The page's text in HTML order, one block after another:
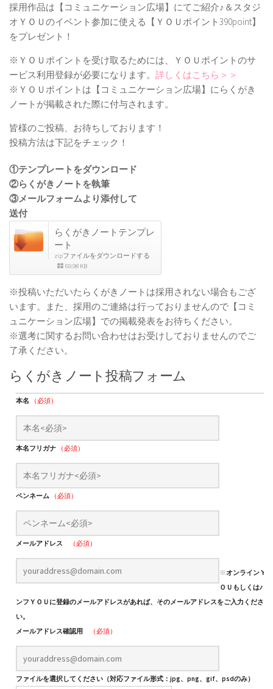
採用作品は【コミュニケーション広場】にてご紹介♪＆スタジ
オＹＯＵのイベント参加に使える【ＹＯＵポイント390point】
をプレゼント！
※ＹＯＵポイントを受け取るためには、ＹＯＵポイントのサ
ービス利用登録が必要になります。 詳しくはこちら＞＞
※ＹＯＵポイントは【コミュニケーション広場】にらくがき
ノートが掲載された際に付与されます。
皆様のご投稿、お待ちしております！
投稿方法は下記をチェック！
①テンプレートをダウンロード
②らくがきノートを執筆
③メールフォームより添付して
送付
らくがきノートテンプレ
ート
zipファイルをダウンロードする
69.98 KB
※投稿いただいたらくがきノートは採用されない場合もござ
います。また、採用のご連絡は行っておりませんので【コミ
ュニケーション広場】での掲載発表をお待ちください。
※選考に関するお問い合わせはお受けしておりませんのでご
了承ください。
らくがきノート投稿フォーム
本名 （必須）
本名フリガナ （必須）
ペンネーム （必須）
メールアドレス （必須）
※オンラインＹ
ＯＵもしくはパ
ンフＹＯＵに登録のメールアドレスがあれば、そのメールアドレスをご入力くださ
い。
メールアドレス確認用
（必須）
ファイルを選択してください（対応ファイル形式：jpg、png、gif、psdのみ）